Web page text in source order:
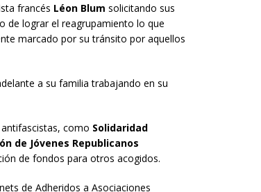
francés Léon Blum solicitando sus
de lograr el reagrupamiento lo que
marcado por su tránsito por aquellos
a su familia trabajando en su
como Solidaridad
de Jóvenes Republicanos
de fondos para otros acogidos.
de Adheridos a Asociaciones